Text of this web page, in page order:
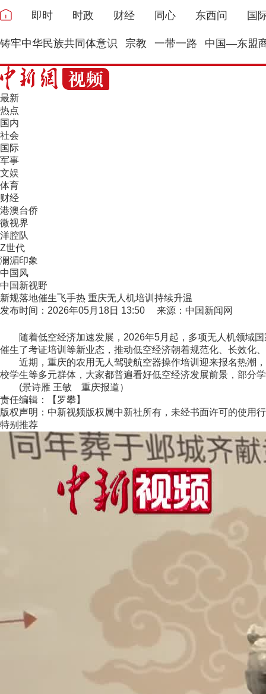
即时 时政 财经 同心 东西问 国
铸牢中华民族共同体意识 宗教 一带一路 中国—东盟
最新
热点
国内
社会
国际
军事
文娱
体育
财经
港澳台侨
微视界
洋腔队
Z世代
澜湄印象
中国风
中国新视野
新规落地催生飞手热 重庆无人机培训持续升温
发布时间：2026年05月18日 13:50 来源：中国新闻网
随着低空经济加速发展，2026年5月起，多项无人机领域国
催生了考证培训等新业态，推动低空经济朝着规范化、长效化
近期，重庆的农用无人驾驶航空器操作培训迎来报名热潮，
校学生等多元群体，大家都普遍看好低空经济发展前景，部分
(景诗雁 王敏 重庆报道）
责任编辑：【罗攀】
版权声明：中新视频版权属中新社所有，未经书面许可的使用
特别推荐